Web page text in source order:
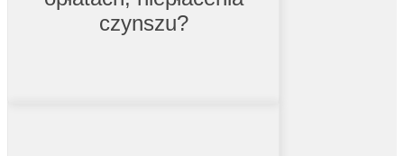
czynszu?
sprawami formalnoprawnymi.